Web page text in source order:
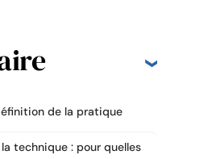
de la pratique
technique : pour quelles